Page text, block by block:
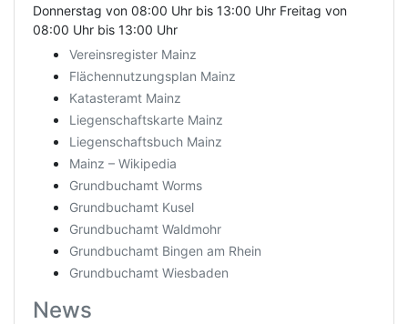
Donnerstag von 08:00 Uhr bis 13:00 Uhr Freitag von
08:00 Uhr bis 13:00 Uhr
Vereinsregister Mainz
Flächennutzungsplan Mainz
Katasteramt Mainz
Liegenschaftskarte Mainz
Liegenschaftsbuch Mainz
Mainz – Wikipedia
Grundbuchamt Worms
Grundbuchamt Kusel
Grundbuchamt Waldmohr
Grundbuchamt Bingen am Rhein
Grundbuchamt Wiesbaden
News